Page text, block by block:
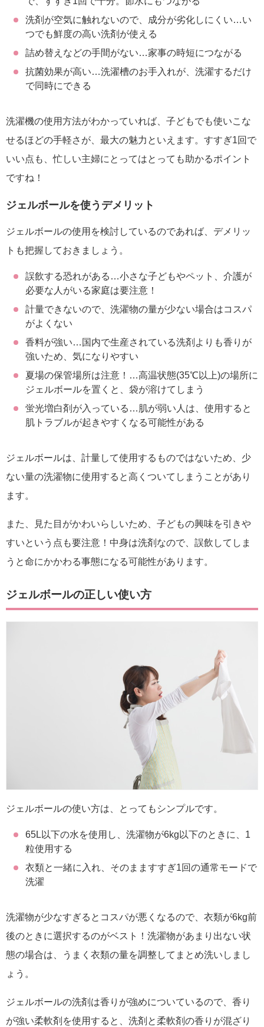
洗剤が空気に触れないので、成分が劣化しにくい…い
つでも鮮度の高い洗剤が使える
詰め替えなどの手間がない…家事の時短につながる
抗菌効果が高い…洗濯槽のお手入れが、洗濯するだけ
で同時にできる
洗濯機の使用方法がわかっていれば、子どもでも使いこな
せるほどの手軽さが、最大の魅力といえます。すすぎ1回で
いい点も、忙しい主婦にとってはとっても助かるポイント
ですね！
ジェルボールを使うデメリット
ジェルボールの使用を検討しているのであれば、デメリッ
トも把握しておきましょう。
誤飲する恐れがある…小さな子どもやペット、介護が
必要な人がいる家庭は要注意！
計量できないので、洗濯物の量が少ない場合はコスパ
がよくない
香料が強い…国内で生産されている洗剤よりも香りが
強いため、気になりやすい
夏場の保管場所は注意！…高温状態(35℃以上)の場所に
ジェルボールを置くと、袋が溶けてしまう
蛍光増白剤が入っている…肌が弱い人は、使用すると
肌トラブルが起きやすくなる可能性がある
ジェルボールは、計量して使用するものではないため、少
ない量の洗濯物に使用すると高くついてしまうことがあり
ます。
また、見た目がかわいらしいため、子どもの興味を引きや
すいという点も要注意！中身は洗剤なので、誤飲してしま
うと命にかかわる事態になる可能性があります。
ジェルボールの正しい使い方
ジェルボールの使い方は、とってもシンプルです。
65L以下の水を使用し、洗濯物が6kg以下のときに、1
粒使用する
衣類と一緒に入れ、そのまますすぎ1回の通常モードで
洗濯
洗濯物が少なすぎるとコスパが悪くなるので、衣類が6kg前
後のときに選択するのがベスト！洗濯物があまり出ない状
態の場合は、うまく衣類の量を調整してまとめ洗いしまし
ょう。
ジェルボールの洗剤は香りが強めについているので、香り
が強い柔軟剤を使用すると、洗剤と柔軟剤の香りが混ざり